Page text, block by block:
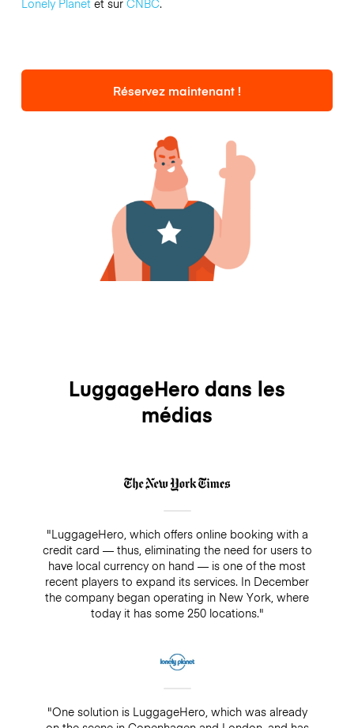
Lonely Planetet sur CNBC.
Réservez maintenant !
LuggageHero dans les
médias
"LuggageHero, which offers online booking with a
credit card — thus, eliminating the need for users to
have local currency on hand — is one of the most
recent players to expand its services. In December
the company began operating in New York, where
today it has some 250 locations."
"One solution is LuggageHero, which was already